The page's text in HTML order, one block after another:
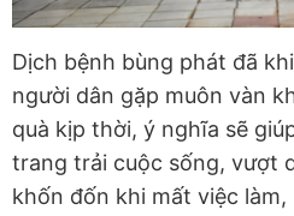
Dịch bệnh bùng phát đã
người dân gặp muôn vàn
quà kịp thời, ý nghĩa sẽ
trang trải cuộc sống, vượt
khốn đốn khi mất việc